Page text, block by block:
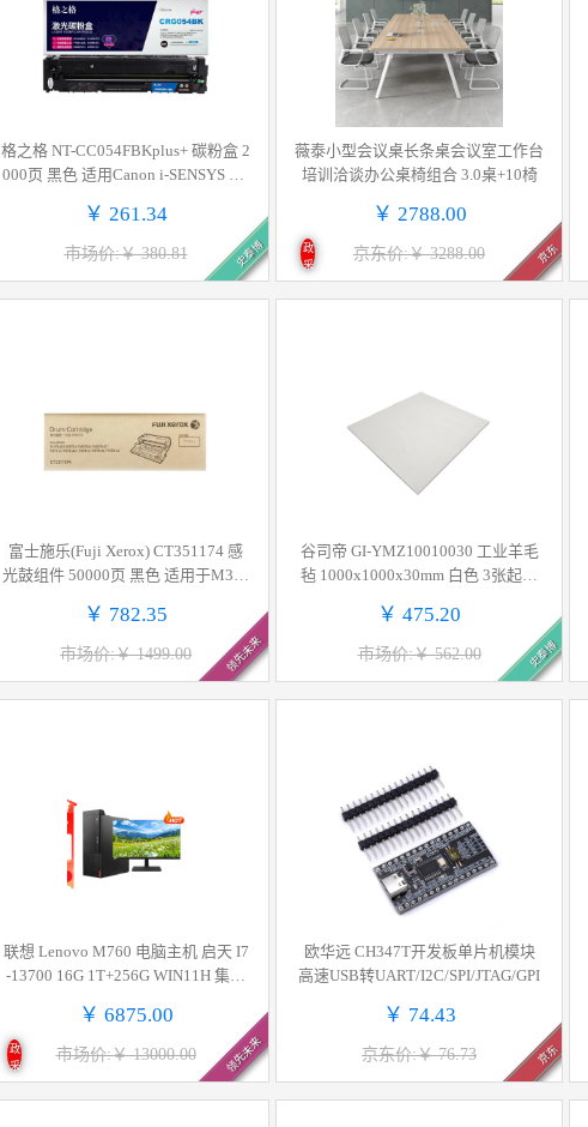
格之格 NT-CC054FBKplus+ 碳粉盒 2
000页 黑色 适用Canon i-SENSYS LB
imageCLASS MF641Cw/ iC MF643C
dw/ iC MF645Cx按个销售
￥ 261.34
市场价:￥ 380.81 史泰博
薇泰小型会议桌长条桌会议室工作台
培训洽谈办公桌椅组合 3.0桌+10椅
￥ 2788.00
京东价:￥ 3288.00
政
采
京东
富士施乐(Fuji Xerox) CT351174 感
光鼓组件 50000页 黑色 适用于M378
￥ 782.35
市场价:￥ 1499.00 领先未来
谷司帝 GI-YMZ10010030 工业羊毛
毡 1000x1000x30mm 白色 3张起订
￥ 475.20
市场价:￥ 562.00 史泰博
联想 Lenovo M760 电脑主机 启天 I7
-13700 16G 1T+256G WIN11H 集成
￥ 6875.00
市场价:￥ 13000.00
政
采
领先未来
欧华远 CH347T开发板单片机模块
高速USB转UART/I2C/SPI/JTAG/GPI
￥ 74.43
京东价:￥ 76.73 京东